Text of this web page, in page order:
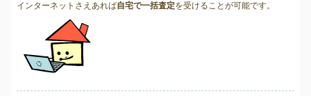
インターネットさえあれば自宅で一括査定を受けることが可能です。